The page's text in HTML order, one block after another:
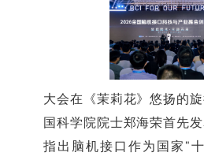
大会在《茉莉花》悠扬的
国科学院院士郑海荣首先
指出脑机接口作为国家"